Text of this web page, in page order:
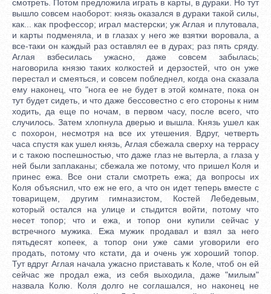
смотреть. Потом предложила играть в карты, в дураки. Но тут
вышло совсем наоборот: князь оказался в дураки такой силы,
как... как профессор; играл мастерски; уж Аглая и плутовала,
и карты подменяла, и в глазах у него же взятки воровала, а
все-таки он каждый раз оставлял ее в дурах; раз пять сряду.
Аглая взбесилась ужасно, даже совсем забылась;
наговорила князю таких колкостей и дерзостей, что он уже
перестал и смеяться, и совсем побледнел, когда она сказала
ему наконец, что "нога ее не будет в этой комнате, пока он
тут будет сидеть, и что даже бессовестно с его стороны к ним
ходить, да еще по ночам, в первом часу, после всего, что
случилось. Затем хлопнула дверью и вышла. Князь ушел как
с похорон, несмотря на все их утешения. Вдруг, четверть
часа спустя как ушел князь, Аглая сбежала сверху на террасу
и с такою поспешностью, что даже глаз не вытерла, а глаза у
ней были заплаканы; сбежала же потому, что пришел Коля и
принес ежа. Все они стали смотреть ежа; да вопросы их
Коля объяснил, что еж не его, а что он идет теперь вместе с
товарищем, другим гимназистом, Костей Лебедевым,
который остался на улице и стыдится войти, потому что
несет топор; что и ежа, и топор они купили сейчас у
встречного мужика. Ежа мужик продавал и взял за него
пятьдесят копеек, а топор они уже сами уговорили его
продать, потому что кстати, да и очень уж хороший топор.
Тут вдруг Аглая начала ужасно приставать к Коле, чтоб он ей
сейчас же продал ежа, из себя выходила, даже "милым"
назвала Колю. Коля долго не соглашался, но наконец не